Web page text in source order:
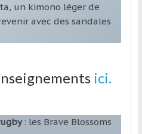
un kimono léger de
avec des sandales
ici.
: les Brave Blossoms